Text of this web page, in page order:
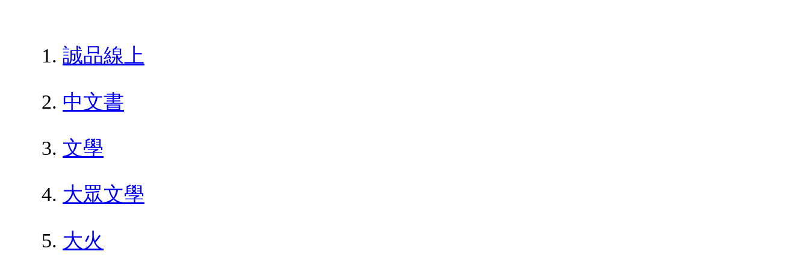
誠品線上
中文書
文學
大眾文學
大火